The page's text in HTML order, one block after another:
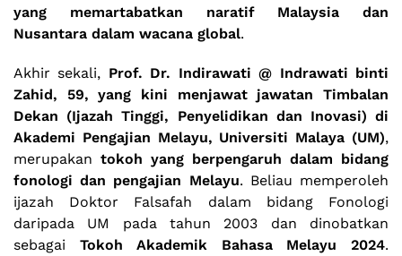
yang memartabatkan naratif Malaysia dan
Nusantara dalam wacana global.
Akhir sekali, Prof. Dr. Indirawati @ Indrawati binti
Zahid, 59, yang kini menjawat jawatan Timbalan
Dekan (Ijazah Tinggi, Penyelidikan dan Inovasi) di
Akademi Pengajian Melayu, Universiti Malaya (UM),
merupakan tokoh yang berpengaruh dalam bidang
fonologi dan pengajian Melayu. Beliau memperoleh
ijazah Doktor Falsafah dalam bidang Fonologi
daripada UM pada tahun 2003 dan dinobatkan
sebagai Tokoh Akademik Bahasa Melayu 2024.